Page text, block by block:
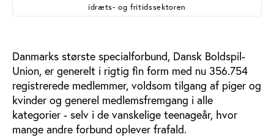
idræts- og fritidssektoren
Danmarks største specialforbund, Dansk Boldspil-
Union, er generelt i rigtig fin form med nu 356.754
registrerede medlemmer, voldsom tilgang af piger og
kvinder og generel medlemsfremgang i alle
kategorier - selv i de vanskelige teenageår, hvor
mange andre forbund oplever frafald.